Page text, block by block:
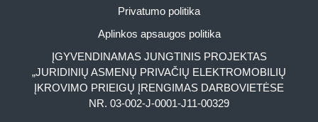
Privatumo politika
Aplinkos apsaugos politika
ĮGYVENDINAMAS JUNGTINIS PROJEKTAS
„JURIDINIŲ ASMENŲ PRIVAČIŲ ELEKTROMOBILIŲ
ĮKROVIMO PRIEIGŲ ĮRENGIMAS DARBOVIETĖSE
NR. 03-002-J-0001-J11-00329